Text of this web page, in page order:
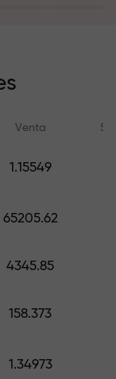
Venta
1.15549
65205.62
4345.85
158.373
1.34973